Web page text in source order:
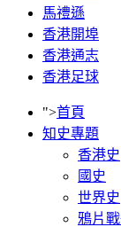
馬禮遜
香港開埠
香港通志
香港足球
">首頁
知史專題
香港史
國史
世界史
鴉片